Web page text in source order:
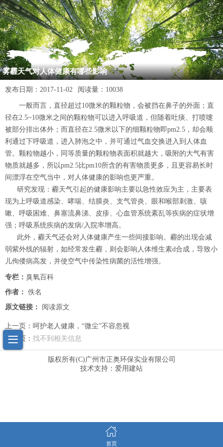
雾霾天气对人体健康有哪些影响
发布日期： 2017-11-02 阅读量： 10038
一般而言，直径超过10微米的颗粒物，会被挡在鼻子的外面；直
径在2.5~10微米之间的颗粒物可以进入呼吸道，但随着吐痰、打喷嚏
被部分排出体外；而直径在2.5微米以下的细颗粒物即pm2.5，却会顺
利通过下呼吸道，进入肺泡之中，并可通过气血交换进入到人体血
管。颗粒物越小，同等质量的颗粒物表面积就越大，吸附的大气有害
物质就越多，所以pm2.5比pm10所含的有害物质更多，且更容易长时
间漂浮在空气当中，对人体健康的影响也更严重。
研究发现：霾天气引起的健康影响主要以急性效应为主，主要表
现为上呼吸道感染、哮喘、结膜炎、支气管炎、眼和喉部刺激、咳
嗽、呼吸困难、鼻塞流鼻涕、皮疹、心血管系统紊乱等疾病的症状增
强；呼吸系统疾病的发病/入院率增高。
此外，霾天气还会对人体健康产生一些间接影响。霾的出现会减
弱紫外线的辐射，如经常发生霾，则会影响人体维生素d合成，导致小
儿佝偻病高发，并使空气中传染性病菌的活性增强。
专栏： 臭氧百科
作者： 佚名
原文链接：
阅读原文
上一页： 呵护老人健康，“微尘”不容忽视
下一页： 找不到相关信息
版权所有(C)广州市正奥环保实业有限公司
技术支持： 爱用建站
首页